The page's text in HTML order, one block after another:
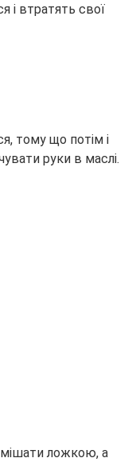
і втратять свої
тому що потім і
руки в маслі.
ложкою, а